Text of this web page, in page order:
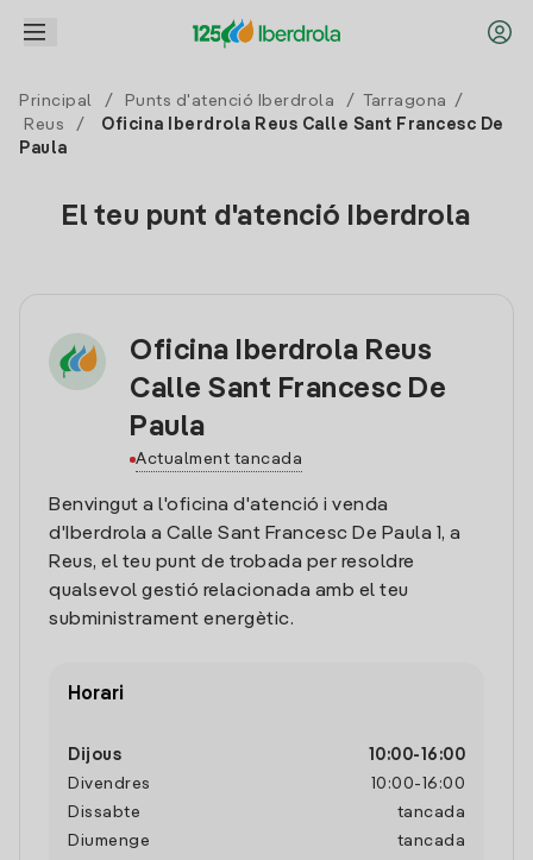
Principal / Punts d'atenció Iberdrola / Tarragona
/
Reus
/
Oficina Iberdrola Reus Calle Sant Francesc De
Paula
El teu punt d'atenció Iberdrola
Oficina Iberdrola Reus
Calle Sant Francesc De
Paula
Actualment tancada
Benvingut a l'oficina d'atenció i venda
d'Iberdrola a Calle Sant Francesc De Paula 1, a
Reus, el teu punt de trobada per resoldre
qualsevol gestió relacionada amb el teu
subministrament energètic.
Horari
Dijous 10:00- 16:00
Divendres
10:00- 16:00
Dissabte
tancada
Diumenge
tancada